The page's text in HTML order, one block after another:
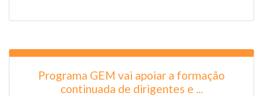
Programa GEM vai apoiar a formação
continuada de dirigentes e ...